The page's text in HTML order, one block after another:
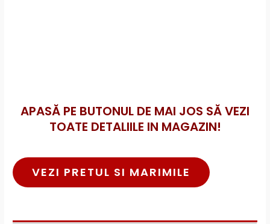
APASĂ PE BUTONUL DE MAI JOS SĂ VEZI
TOATE DETALIILE IN MAGAZIN!
VEZI PRETUL SI MARIMILE